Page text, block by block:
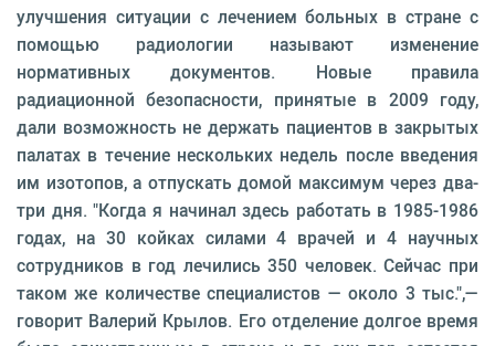
улучшения ситуации с лечением больных в стране с
помощью радиологии называют изменение
нормативных документов. Новые правила
радиационной безопасности, принятые в 2009 году,
дали возможность не держать пациентов в закрытых
палатах в течение нескольких недель после введения
им изотопов, а отпускать домой максимум через два-
три дня. "Когда я начинал здесь работать в 1985-1986
годах, на 30 койках силами 4 врачей и 4 научных
сотрудников в год лечились 350 человек. Сейчас при
таком же количестве специалистов — около 3 тыс.",—
говорит Валерий Крылов. Его отделение долгое время